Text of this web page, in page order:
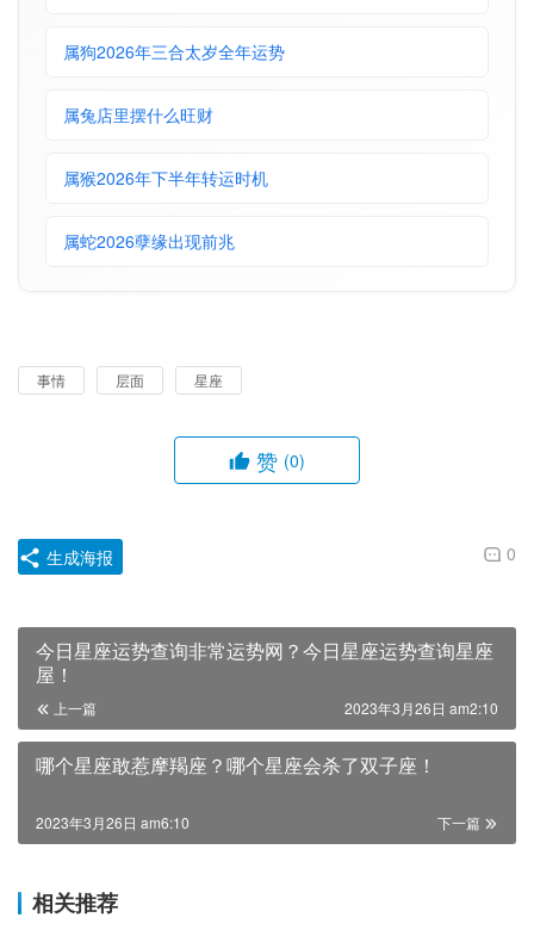
属狗2026年三合太岁全年运势
属兔店里摆什么旺财
属猴2026年下半年转运时机
属蛇2026孽缘出现前兆
事情 层面 星座
赞 (0)
0
生成海报
今日星座运势查询非常运势网？今日星座运势查询星座
屋！
上一篇 2023年3月26日 am2:10
哪个星座敢惹摩羯座？哪个星座会杀了双子座！
下一篇
2023年3月26日 am6:10
相关推荐